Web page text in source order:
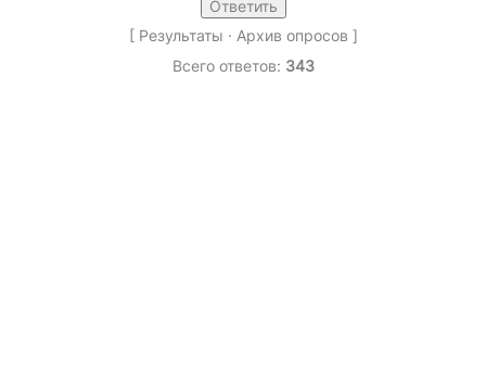
[ Результаты · Архив опросов ]
Всего ответов: 343